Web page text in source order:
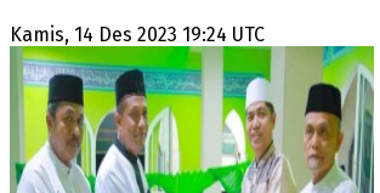
Kamis, 14 Des 2023 19:24 UTC